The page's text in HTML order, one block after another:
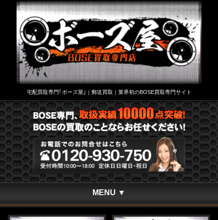
宅配買取専門｢ボーズ屋｣｜郵送買取｜業界初のBOSE買取専門サイト
MENU ▼